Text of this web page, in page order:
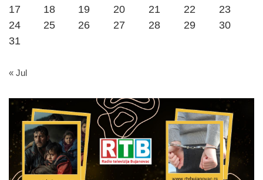
17
18 19 20 21 22
23
24
25 26 27 28 29
30
31
« Jul